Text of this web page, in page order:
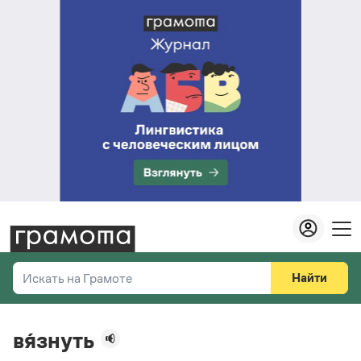
Искать на Грамоте
Справочная служба
Найти
вя́знуть